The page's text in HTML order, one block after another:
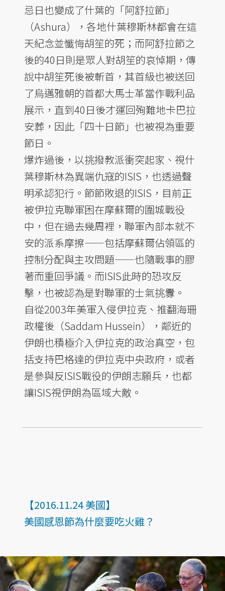
忌日也變成了什葉的「阿舒拉節」
（Ashura），各地什葉穆斯林都會在這
天紀念並懺悔胡笙的死；而阿舒拉節之
後的40日則是眾人對胡笙的哀悼期，傳
說中胡笙死後被斬首，其首級也被送回
了烏邁雅朝的首都大馬士革當作戰利品
展示，直到40日後才運回殉難地卡巴拉
安葬，因此「四十日節」也被視為重要
節日。
爆炸過後，以挑撥教派衝突起家、視什
葉穆斯林為異端仇寇的ISIS，也透過聲
明承認犯行。節節敗退的ISIS，目前正
被伊拉克聯軍困在摩蘇爾的圍城戰役
中，但在過去幾周裡，聯軍內部本就不
安的派系摩擦——包括摩蘇爾佔領區的
控制分配與主攻問題——也隨戰事的膠
著而重回爭議。而ISIS此時的恐攻反
擊，也被認為是對聯軍的士氣挑釁。
自從2003年美軍入侵伊拉克、推翻海珊
政權後（Saddam Hussein），鄰近的
伊朗也積極介入伊拉克的政治真空，包
括支持巴格達的伊拉克中央政府，或者
是參與反ISIS戰役的伊朗志願兵，也都
讓ISIS視伊朗為區域大敵。
【2016.11.24 美國】
美國感恩節為什麼要吃火雞？